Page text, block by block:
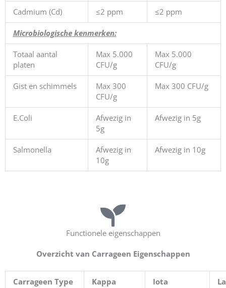
Cadmium (Cd) ≤2 ppm ≤2 ppm
Microbiologische kenmerken:
Totaal aantal
platen
Max 5.000
CFU/g
Max 5.000
CFU/g
Gist en schimmels
Max 300
CFU/g
Max 300 CFU/g
E.Coli
Afwezig in
5g
Afwezig in 5g
Salmonella
Afwezig in
10g
Afwezig in 10g
Functionele eigenschappen
Overzicht van Carrageen Eigenschappen
Carrageen Type Kappa Iota